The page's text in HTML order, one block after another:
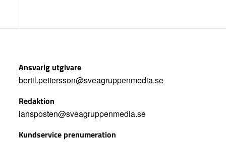
Ansvarig utgivare
bertil.pettersson@sveagruppenmedia.se
Redaktion
lansposten@sveagruppenmedia.se
Kundservice prenumeration